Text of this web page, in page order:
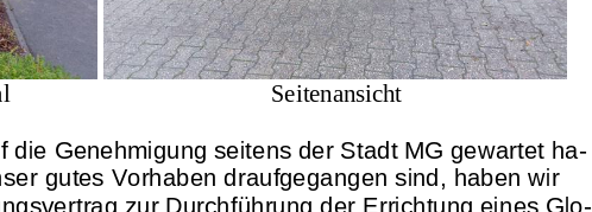
Seitenansicht
die Genehmigung seitens der Stadt MG gewartet ha-
gutes Vorhaben draufgegangen sind , haben wir
zur Durchführung der Errichtung eines Glo-